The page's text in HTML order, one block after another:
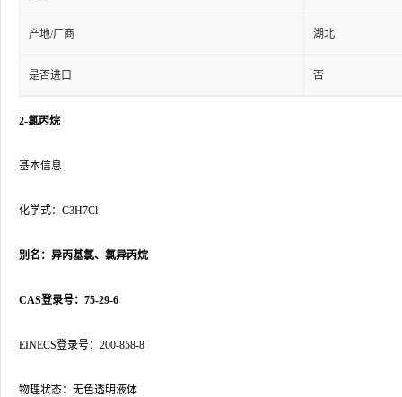
产地/厂商 湖北
是否进口 否
2-氯丙烷
基本信息
化学式：C3H7Cl
别名：异丙基氯、氯异丙烷
CAS登录号：75-29-6
EINECS登录号：200-858-8
物理状态：无色透明液体